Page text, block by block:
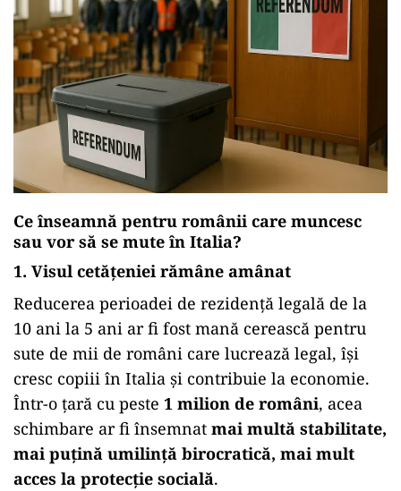
Ce înseamnă pentru românii care muncesc
sau vor să se mute în Italia?
1. Visul cetăţeniei rămâne amânat
Reducerea perioadei de rezidenţă legală de la
10 ani la 5 ani ar fi fost mană cerească pentru
sute de mii de români care lucrează legal, îşi
cresc copiii în Italia şi contribuie la economie.
Într-o ţară cu peste 1 milion de români, acea
schimbare ar fi însemnat mai multă stabilitate,
mai puţină umilinţă birocratică, mai mult
acces la protecţie socială.